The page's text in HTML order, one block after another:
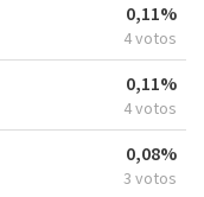
0,11%
4 votos
0,11%
4 votos
0,08%
3 votos